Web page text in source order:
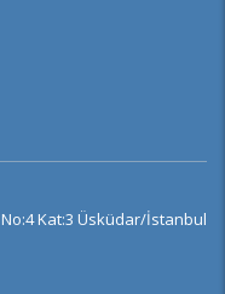
Kat:3 Üsküdar/İstanbul